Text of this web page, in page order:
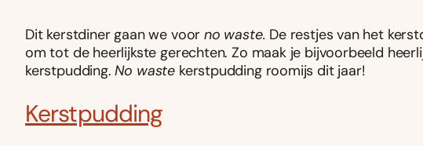
Dit kerstdiner gaan we voor no waste. De restjes van het
om tot de heerlijkste gerechten. Zo maak je bijvoorbeeld
kerstpudding.No waste kerstpudding roomijs dit jaar!
Kerstpudding